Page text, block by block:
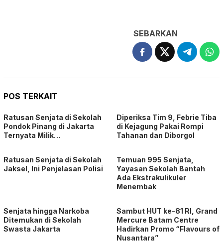
SEBARKAN
POS TERKAIT
Ratusan Senjata di Sekolah
Pondok Pinang di Jakarta
Ternyata Milik…
Diperiksa Tim 9, Febrie Tiba
di Kejagung Pakai Rompi
Tahanan dan Diborgol
Ratusan Senjata di Sekolah
Jaksel, Ini Penjelasan Polisi
Temuan 995 Senjata,
Yayasan Sekolah Bantah
Ada Ekstrakulikuler
Menembak
Senjata hingga Narkoba
Ditemukan di Sekolah
Swasta Jakarta
Sambut HUT ke-81 RI, Grand
Mercure Batam Centre
Hadirkan Promo “Flavours of
Nusantara”